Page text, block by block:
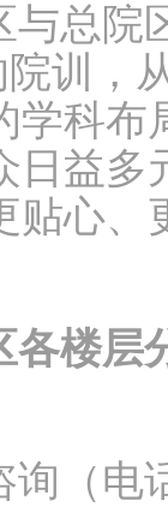
与总院
训，
学科布
日益多
贴心、
各楼层
询（电